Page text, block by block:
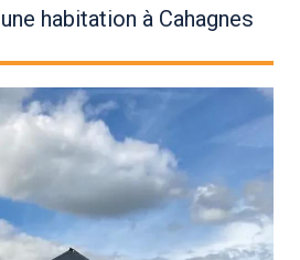
habitation à Cahagnes